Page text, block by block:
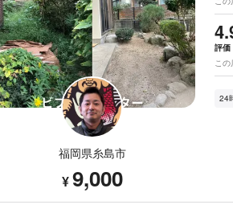
福岡県糸島市
¥9,000
評価
こ
24